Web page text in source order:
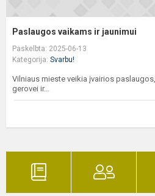
Paslaugos vaikams ir jaunimui
Paskelbta: 2025-06-13
Kategorija: Svarbu!
Vilniaus mieste veikia įvairios
gerovei ir...